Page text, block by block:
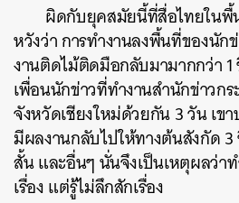
ผิดกับยุคสมัยนี้ที่สื่อไทยในพื้
หวังว่า การทำงานลงพื้นที่ของนัก
งานติดไม้ติดมือกลับมามากกว่า
เพื่อนนักข่าวที่ทำงานสำนักข่าว
จังหวัดเชียงใหม่ด้วยกัน 3 วัน เข
มีผลงานกลับไปให้ทางต้นสังกัด 3
สั้น และอื่นๆ นั่นจึงเป็นเหตุผลว่า
เรื่อง แต่รู้ไม่ลึกสักเรื่อง